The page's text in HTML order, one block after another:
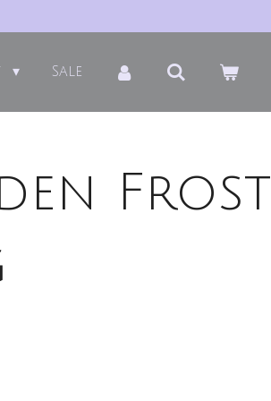
Sale
Frost